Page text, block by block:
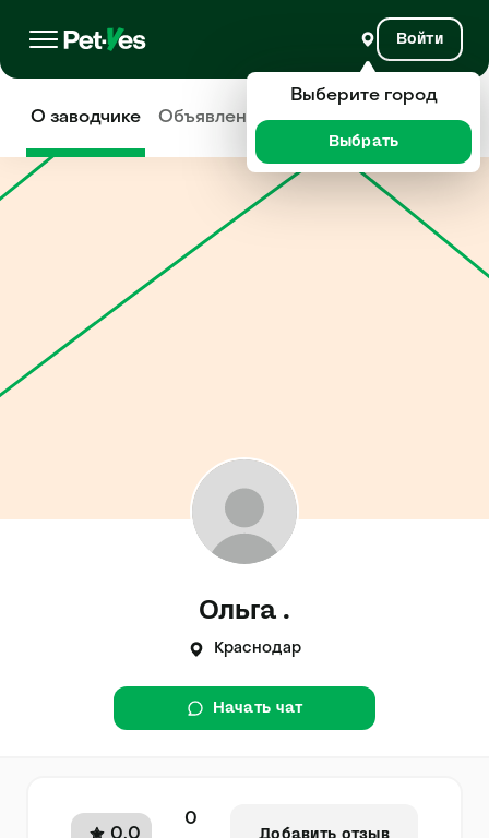
Войти
О заводчике Объявления Отзывы
Ольга .
Краснодар
Начать чат
0
Добавить отзыв
Выберите город
Выбрать